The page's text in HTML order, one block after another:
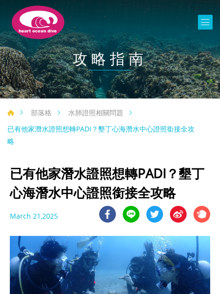
攻略指南
部落格
水肺證照相關問題
已有他家潛水證照想轉PADI？墾丁心海潛水中心證照銜接全攻
略
已有他家潛水證照想轉PADI？墾丁
心海潛水中心證照銜接全攻略
March 21,2025